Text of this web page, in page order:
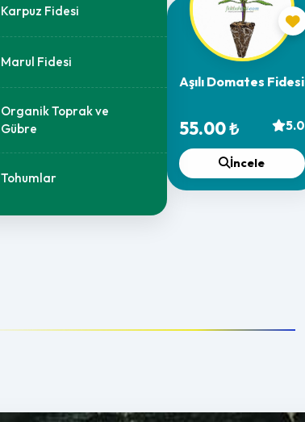
Karpuz Fidesi
Marul Fidesi
Organik Toprak ve
Gübre
Tohumlar
Aşılı Domates Fidesi
55.00 ₺ 5.0
İncele